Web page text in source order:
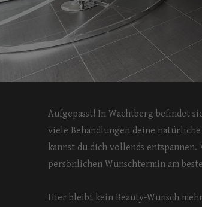
Aufgepasst! In Wachtberg befindet
viele Behandlungen deine
kannst du dich vollends
persönlichen Wunschtermin am
Hier bleibt kein Beauty-Wunsch